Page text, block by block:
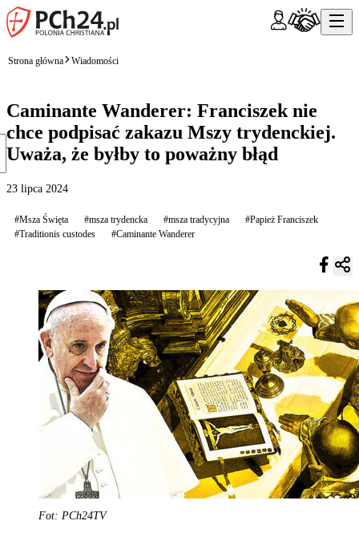
Strona główna Wiadomości
Caminante Wanderer: Franciszek nie
chce podpisać zakazu Mszy trydenckiej.
Uważa, że byłby to poważny błąd
23 lipca 2024
#Msza Święta #msza trydencka #msza tradycyjna
#Papież Franciszek
#Traditionis custodes
#Caminante Wanderer
Fot: PCh24TV